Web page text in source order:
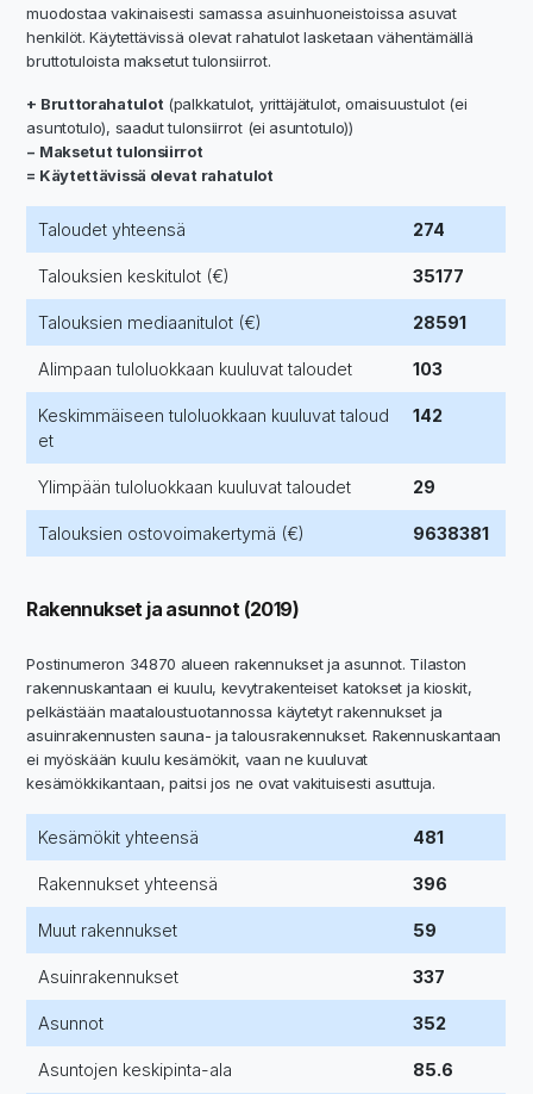
muodostaa vakinaisesti samassa asuinhuoneistoissa asuvat
henkilöt. Käytettävissä olevat rahatulot lasketaan vähentämällä
bruttotuloista maksetut tulonsiirrot.
+ Bruttorahatulot (palkkatulot, yrittäjätulot, omaisuustulot (ei
asuntotulo), saadut tulonsiirrot (ei asuntotulo))
− Maksetut tulonsiirrot
= Käytettävissä olevat rahatulot
Taloudet yhteensä 274
Talouksien keskitulot (€) 35177
Talouksien mediaanitulot (€) 28591
Alimpaan tuloluokkaan kuuluvat taloudet 103
Keskimmäiseen tuloluokkaan kuuluvat taloud
et
142
Ylimpään tuloluokkaan kuuluvat taloudet 29
Talouksien ostovoimakertymä (€) 9638381
Rakennukset ja asunnot (2019)
Postinumeron 34870 alueen rakennukset ja asunnot. Tilaston
rakennuskantaan ei kuulu, kevytrakenteiset katokset ja kioskit,
pelkästään maataloustuotannossa käytetyt rakennukset ja
asuinrakennusten sauna- ja talousrakennukset. Rakennuskantaan
ei myöskään kuulu kesämökit, vaan ne kuuluvat
kesämökkikantaan, paitsi jos ne ovat vakituisesti asuttuja.
Kesämökit yhteensä 481
Rakennukset yhteensä 396
Muut rakennukset 59
Asuinrakennukset 337
Asunnot 352
Asuntojen keskipinta-ala 85.6